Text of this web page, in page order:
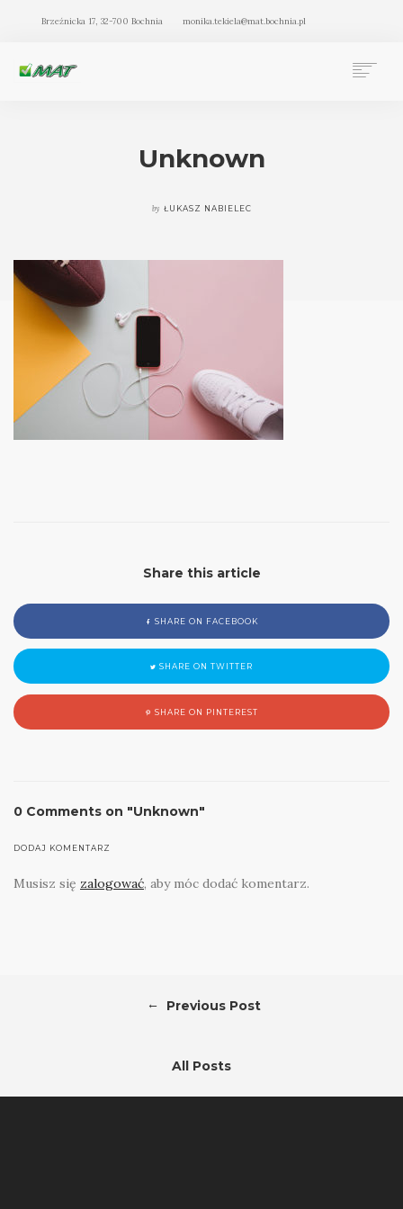
Brzeźnicka 17, 32-700 Bochnia monika.tekiela@mat.bochnia.pl
SEARCH
Unknown
by ŁUKASZ NABIELEC
Share this article
SHARE ON FACEBOOK
SHARE ON TWITTER
SHARE ON PINTEREST
0 Comments on "Unknown"
DODAJ KOMENTARZ
Musisz się zalogować, aby móc dodać komentarz.
← Previous Post
All Posts